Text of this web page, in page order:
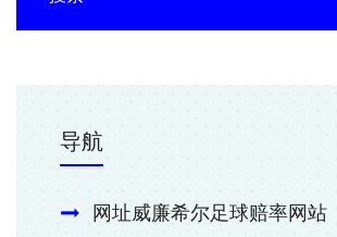
导航
网址威廉希尔足球赔率网站